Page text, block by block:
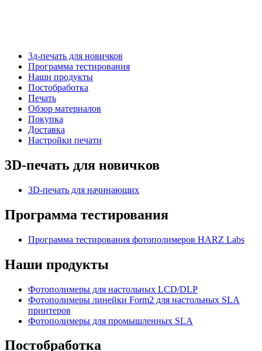
3д-печать для новичков
Программа тестирования
Наши продукты
Постобработка
Печать
Обзор материалов
Покупка
Доставка
Настройки печати
3D-печать для новичков
3D-печать для начинающих
Программа тестирования
Программа тестирования фотополимеров HARZ Labs
Наши продукты
Фотополимеры для настольных LCD/DLP
Фотополимеры линейки Form2 для настольных SLA
принтеров
Фотополимеры для промышленных SLA
Постобработка